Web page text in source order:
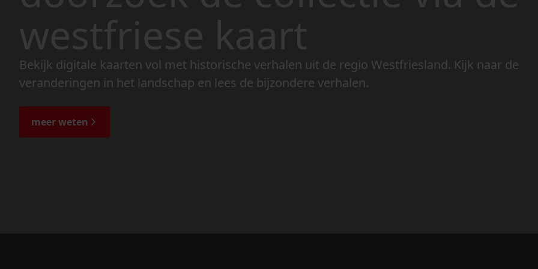
westfriese kaart
Bekijk digitale kaarten vol met historische verhalen uit de regio Westfriesland. Kijk naar de
veranderingen in het landschap en lees de bijzondere verhalen.
meer weten